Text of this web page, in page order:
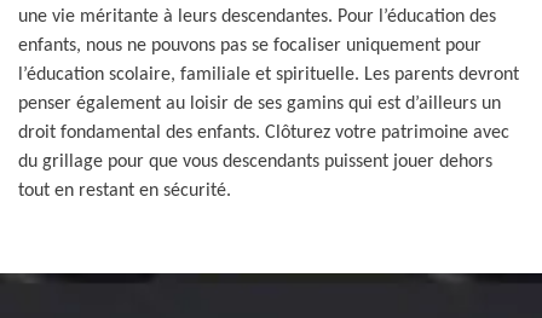
une vie méritante à leurs descendantes. Pour l’éducation des
enfants, nous ne pouvons pas se focaliser uniquement pour
l’éducation scolaire, familiale et spirituelle. Les parents devront
penser également au loisir de ses gamins qui est d’ailleurs un
droit fondamental des enfants. Clôturez votre patrimoine avec
du grillage pour que vous descendants puissent jouer dehors
tout en restant en sécurité.